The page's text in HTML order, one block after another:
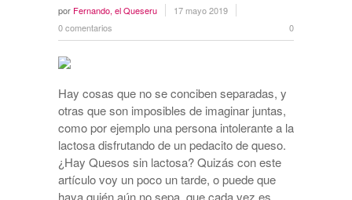
por Fernando, el Queseru
17 mayo 2019
0 comentarios
0
Hay cosas que no se conciben separadas, y
otras que son imposibles de imaginar juntas,
como por ejemplo una persona intolerante a la
lactosa disfrutando de un pedacito de queso.
¿Hay Quesos sin lactosa? Quizás con este
artículo voy un poco un tarde, o puede que
haya quién aún no sepa, que cada vez es